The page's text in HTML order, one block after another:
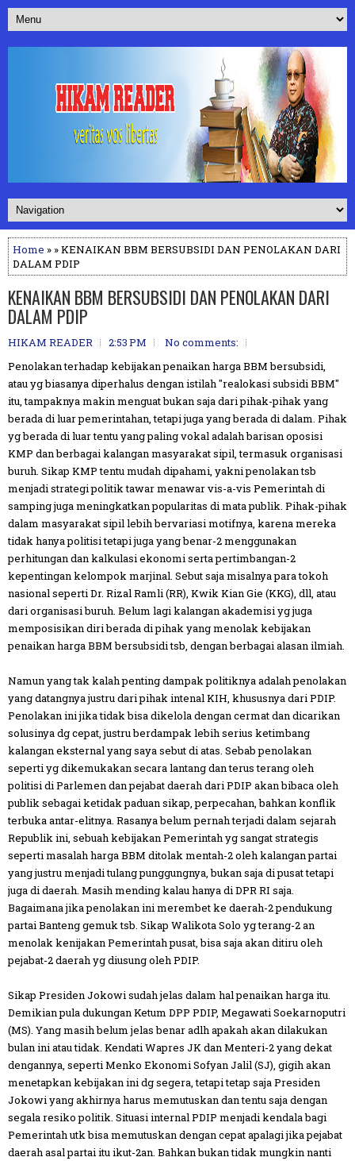
Home » » KENAIKAN BBM BERSUBSIDI DAN PENOLAKAN DARI
DALAM PDIP
KENAIKAN BBM BERSUBSIDI DAN PENOLAKAN DARI
DALAM PDIP
HIKAM READER 2:53 PM
No comments:
Penolakan terhadap kebijakan penaikan harga BBM bersubsidi,
atau yg biasanya diperhalus dengan istilah "realokasi subsidi BBM"
itu, tampaknya makin menguat bukan saja dari pihak-pihak yang
berada di luar pemerintahan, tetapi juga yang berada di dalam. Pihak
yg berada di luar tentu yang paling vokal adalah barisan oposisi
KMP dan berbagai kalangan masyarakat sipil, termasuk organisasi
buruh. Sikap KMP tentu mudah dipahami, yakni penolakan tsb
menjadi strategi politik tawar menawar vis-a-vis Pemerintah di
samping juga meningkatkan popularitas di mata publik. Pihak-pihak
dalam masyarakat sipil lebih bervariasi motifnya, karena mereka
tidak hanya politisi tetapi juga yang benar-2 menggunakan
perhitungan dan kalkulasi ekonomi serta pertimbangan-2
kepentingan kelompok marjinal. Sebut saja misalnya para tokoh
nasional seperti Dr. Rizal Ramli (RR), Kwik Kian Gie (KKG), dll, atau
dari organisasi buruh. Belum lagi kalangan akademisi yg juga
memposisikan diri berada di pihak yang menolak kebijakan
penaikan harga BBM bersubsidi tsb, dengan berbagai alasan ilmiah.
Namun yang tak kalah penting dampak politiknya adalah penolakan
yang datangnya justru dari pihak intenal KIH, khususnya dari PDIP.
Penolakan ini jika tidak bisa dikelola dengan cermat dan dicarikan
solusinya dg cepat, justru berdampak lebih serius ketimbang
kalangan eksternal yang saya sebut di atas. Sebab penolakan
seperti yg dikemukakan secara lantang dan terus terang oleh
politisi di Parlemen dan pejabat daerah dari PDIP akan bibaca oleh
publik sebagai ketidak paduan sikap, perpecahan, bahkan konflik
terbuka antar-elitnya. Rasanya belum pernah terjadi dalam sejarah
Republik ini, sebuah kebijakan Pemerintah yg sangat strategis
seperti masalah harga BBM ditolak mentah-2 oleh kalangan partai
yang justru menjadi tulang punggungnya, bukan saja di pusat tetapi
juga di daerah. Masih mending kalau hanya di DPR RI saja.
Bagaimana jika penolakan ini merembet ke daerah-2 pendukung
partai Banteng gemuk tsb. Sikap Walikota Solo yg terang-2 an
menolak kenijakan Pemerintah pusat, bisa saja akan ditiru oleh
pejabat-2 daerah yg diusung oleh PDIP.
Sikap Presiden Jokowi sudah jelas dalam hal penaikan harga itu.
Demikian pula dukungan Ketum DPP PDIP, Megawati Soekarnoputri
(MS). Yang masih belum jelas benar adlh apakah akan dilakukan
bulan ini atau tidak. Kendati Wapres JK dan Menteri-2 yang dekat
dengannya, seperti Menko Ekonomi Sofyan Jalil (SJ), gigih akan
menetapkan kebijakan ini dg segera, tetapi tetap saja Presiden
Jokowi yang akhirnya harus memutuskan dan tentu saja dengan
segala resiko politik. Situasi internal PDIP menjadi kendala bagi
Pemerintah utk bisa memutuskan dengan cepat apalagi jika pejabat
daerah asal partai itu ikut-2an. Bahkan bukan tidak mungkin nanti